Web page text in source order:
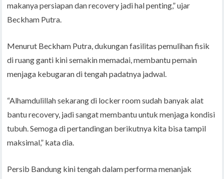
makanya persiapan dan recovery jadi hal penting,” ujar
Beckham Putra.
Menurut Beckham Putra, dukungan fasilitas pemulihan fisik
di ruang ganti kini semakin memadai, membantu pemain
menjaga kebugaran di tengah padatnya jadwal.
“Alhamdulillah sekarang di locker room sudah banyak alat
bantu recovery, jadi sangat membantu untuk menjaga kondisi
tubuh. Semoga di pertandingan berikutnya kita bisa tampil
maksimal,” kata dia.
Persib Bandung kini tengah dalam performa menanjak